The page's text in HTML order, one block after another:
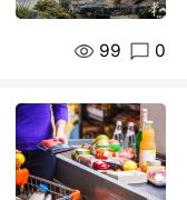
99 0